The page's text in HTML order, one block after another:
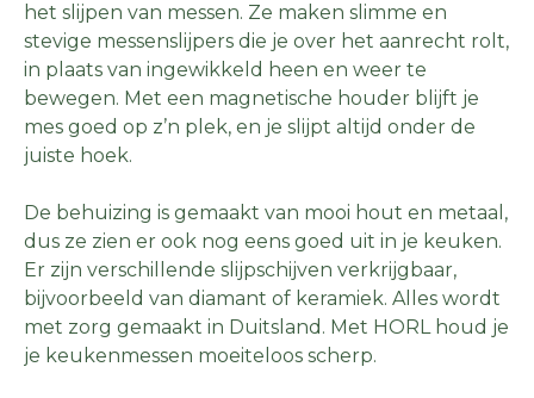
het slijpen van messen. Ze maken slimme en
stevige messenslijpers die je over het aanrecht rolt,
in plaats van ingewikkeld heen en weer te
bewegen. Met een magnetische houder blijft je
mes goed op z’n plek, en je slijpt altijd onder de
juiste hoek.
De behuizing is gemaakt van mooi hout en metaal,
dus ze zien er ook nog eens goed uit in je keuken.
Er zijn verschillende slijpschijven verkrijgbaar,
bijvoorbeeld van diamant of keramiek. Alles wordt
met zorg gemaakt in Duitsland. Met HORL houd je
je keukenmessen moeiteloos scherp.